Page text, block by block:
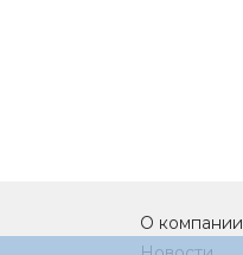
О компании